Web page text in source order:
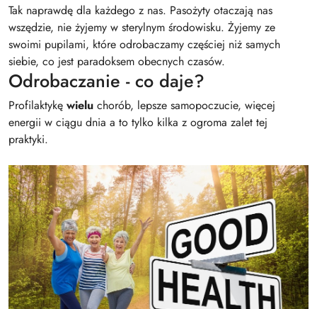
Tak naprawdę dla każdego z nas. Pasożyty otaczają nas
wszędzie, nie żyjemy w sterylnym środowisku. Żyjemy ze
swoimi pupilami, które odrobaczamy częściej niż samych
siebie, co jest paradoksem obecnych czasów.
Odrobaczanie - co daje?
Profilaktykę wielu chorób, lepsze samopoczucie, więcej
energii w ciągu dnia a to tylko kilka z ogroma zalet tej
praktyki.